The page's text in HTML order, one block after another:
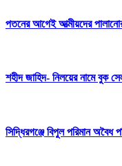
পতনের আগেই আত্মীয়দের পালানোর
শহীদ জাহিদ- নিলয়ের নামে বুক
সিদ্ধিরগঞ্জে বিপুল পরিমান